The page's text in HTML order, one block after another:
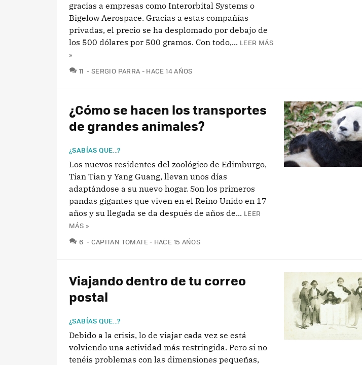
gracias a empresas como Interorbital Systems o
Bigelow Aerospace. Gracias a estas compañías
privadas, el precio se ha desplomado por debajo de
los 500 dólares por 500 gramos. Con todo,... LEER MÁS
»
11 COMENTARIOS
SERGIO PARRA HACE 14 AÑOS
¿Cómo se hacen los transportes
de grandes animales?
¿SABÍAS QUE...?
Los nuevos residentes del zoológico de Edimburgo,
Tian Tian y Yang Guang, llevan unos días
adaptándose a su nuevo hogar. Son los primeros
pandas gigantes que viven en el Reino Unido en 17
años y su llegada se da después de años de... LEER
MÁS »
6 COMENTARIOS
CAPITAN TOMATE HACE 15 AÑOS
Viajando dentro de tu correo
postal
¿SABÍAS QUE...?
Debido a la crisis, lo de viajar cada vez se está
volviendo una actividad más restringida. Pero si no
tenéis problemas con las dimensiones pequeñas,